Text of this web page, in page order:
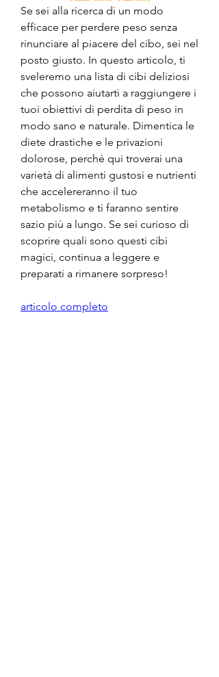
Se sei alla ricerca di un modo
efficace per perdere peso senza
rinunciare al piacere del cibo, sei nel
posto giusto. In questo articolo, ti
sveleremo una lista di cibi deliziosi
che possono aiutarti a raggiungere i
tuoi obiettivi di perdita di peso in
modo sano e naturale. Dimentica le
diete drastiche e le privazioni
dolorose, perché qui troverai una
varietà di alimenti gustosi e nutrienti
che accelereranno il tuo
metabolismo e ti faranno sentire
sazio più a lungo. Se sei curioso di
scoprire quali sono questi cibi
magici, continua a leggere e
preparati a rimanere sorpreso!
articolo completo